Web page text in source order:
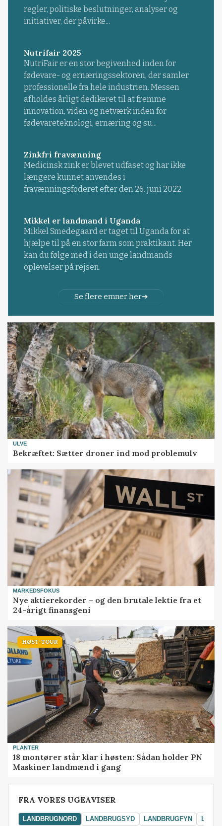
regler, politiske beslutninger, analyser og
initiativer, der påvirke...
Nutrifair 2025
NutriFair er en stor begivenhed inden for
fødevare- og ernæringssektoren, der samler
professionelle fra hele industrien. Messen
afholdes årligt dedikeret til at fremme
innovation, viden og netværk inden for
fødevareteknologi, ernæring og su...
Zinkfri fravænning
Medicinsk zink er blevet udfaset og har ikke
længere kunnet anvendes i
fravænningsfoderet efter den 26. juni 2022.
Mikkel er landmand i Uganda
Mikkel Smedegaard er taget til Uganda for at
hjælpe til på en stor farm som praktikant. Her
kan du følge med i den unge landmands
oplevelser på rejsen.
Se flere emner her
ULVE
Bekræftet: Sætter droner ind mod problemulv
MARKEDSFOKUS
Nye aktierekorder – og den brutale lektie fra et
24-årigt finansgeni
HØST-TOUR
PLANTER
18 montører står klar i høsten: Sådan holder PN
Maskiner landmænd i gang
FRA VORES UGEAVISER
LANDBRUGNORD LANDBRUGSYD LANDBRUGFYN